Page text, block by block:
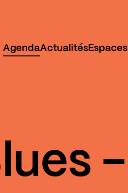
AgendaActualitésEspaces
-